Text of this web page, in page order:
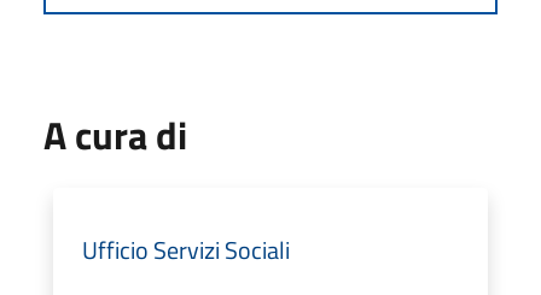
A cura di
Ufficio Servizi Sociali